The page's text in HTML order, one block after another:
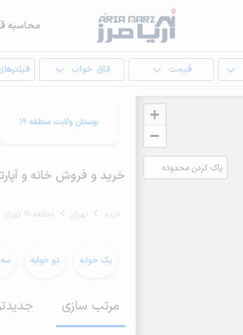
محاسبه
قیمت اتاق خواب
+
−
پاک کردن محدوده
بوستان ولایت منطقه 19
خرید و فروش خانه و آپارتمان 130 متری در منطقه
خرید تهران منطقه 19 تهران
یک خوابه دو خوابه سه
مرتب سازی